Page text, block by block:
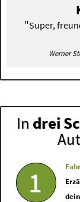
"Super,
Werner
In drei
1